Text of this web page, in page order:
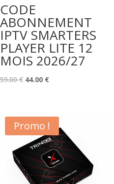
CODE
ABONNEMENT
IPTV SMARTERS
PLAYER LITE 12
MOIS 2026/27
59.00€ Le
était :
59.00 €.
44.00 €Le
est :
44.00 €.
Promo !